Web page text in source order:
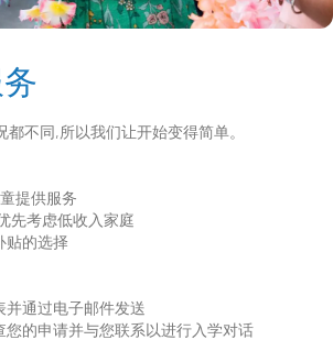
不同,所以我们让开始变得简单。
提供服务
先考虑低收入家庭
贴的选择
并通过电子邮件发送
您的申请并与您联系以进行入学对话